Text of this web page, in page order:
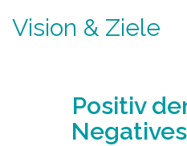
Vision & Ziele
Positiv